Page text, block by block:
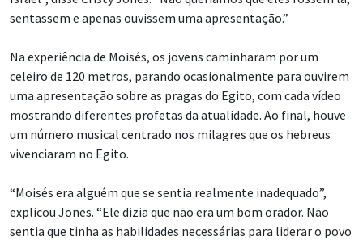
sentassem e apenas ouvissem uma apresentação.”
Na experiência de Moisés, os jovens caminharam por um
celeiro de 120 metros, parando ocasionalmente para ouvirem
uma apresentação sobre as pragas do Egito, com cada vídeo
mostrando diferentes profetas da atualidade. Ao final, houve
um número musical centrado nos milagres que os hebreus
vivenciaram no Egito.
“Moisés era alguém que se sentia realmente inadequado”,
explicou Jones. “Ele dizia que não era um bom orador. Não
sentia que tinha as habilidades necessárias para liderar o povo